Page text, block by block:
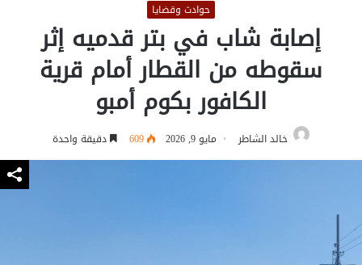
حوادث وقضايا
إصابة شاب في بتر قدميه إثر
سقوطه من القطار أمام قرية
الكافور بكوم أمبو
خالد الشاطر مايو 9, 2026 609 دقيقة واحدة